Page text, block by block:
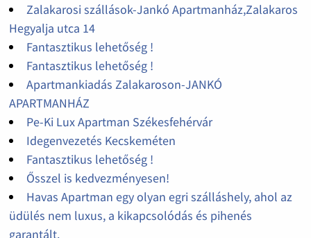
Zalakarosi szállások-Jankó Apartmanház,Zalakaros
Hegyalja utca 14
Fantasztikus lehetőség !
Fantasztikus lehetőség !
Apartmankiadás Zalakaroson-JANKÓ
APARTMANHÁZ
Pe-Ki Lux Apartman Székesfehérvár
Idegenvezetés Kecskeméten
Fantasztikus lehetőség !
Ősszel is kedvezményesen!
Havas Apartman egy olyan egri szálláshely, ahol az
üdülés nem luxus, a kikapcsolódás és pihenés
garantált.